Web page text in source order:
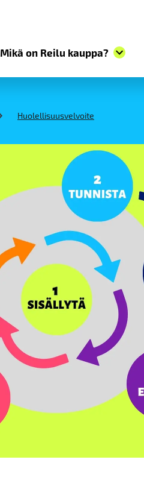
Mikä on Reilu kauppa?
Huolellisuusvelvoite